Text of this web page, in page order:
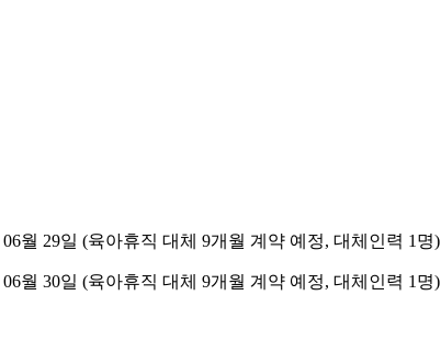
월 29일 (육아휴직 대체 9개월 계약 예정, 대체인력 1명)
월 30일 (육아휴직 대체 9개월 계약 예정, 대체인력 1명)